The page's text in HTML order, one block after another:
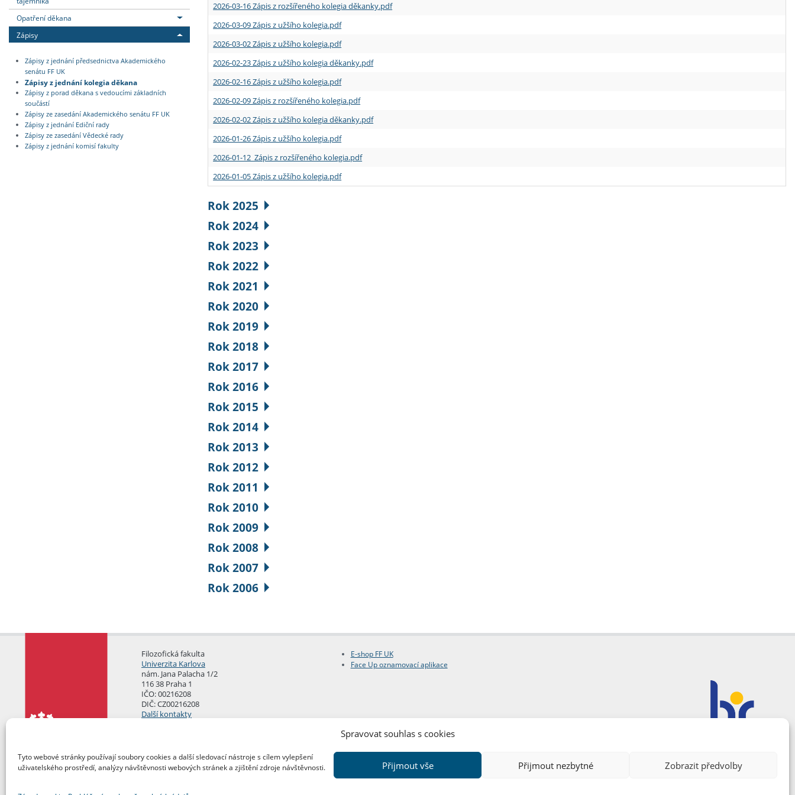
Spravovat souhlas s cookies
Tyto webové stránky používají soubory cookies a další sledovací nástroje s cílem vylepšení
uživatelského prostředí, analýzy návštěvnosti webových stránek a zjištění zdroje návštěvnosti.
Přijmout vše Přijmout nezbytné Zobrazit předvolby
Opatření děkana
Zápisy
Zápisy z jednání předsednictva Akademického
senátu FF UK
Zápisy z jednání kolegia děkana
Zápisy z porad děkana s vedoucími základních
součástí
Zápisy ze zasedání Akademického senátu FF UK
Zápisy z jednání Ediční rady
Zápisy ze zasedání Vědecké rady
Zápisy z jednání komisí fakulty
2026-03-16 Zápis z rozšířeného kolegia děkanky.pdf
2026-03-09 Zápis z užšího kolegia.pdf
2026-03-02 Zápis z užšího kolegia.pdf
2026-02-23 Zápis z užšího kolegia děkanky.pdf
2026-02-16 Zápis z užšího kolegia.pdf
2026-02-09 Zápis z rozšířeného kolegia.pdf
2026-02-02 Zápis z užšího kolegia děkanky.pdf
2026-01-26 Zápis z užšího kolegia.pdf
2026-01-12 Zápis z rozšířeného kolegia.pdf
2026-01-05 Zápis z užšího kolegia.pdf
Rok 2025
Rok 2024
Rok 2023
Rok 2022
Rok 2021
Rok 2020
Rok 2019
Rok 2018
Rok 2017
Rok 2016
Rok 2015
Rok 2014
Rok 2013
Rok 2012
Rok 2011
Rok 2010
Rok 2009
Rok 2008
Rok 2007
Rok 2006
Filozofická fakulta
Univerzita Karlova
nám. Jana Palacha 1/2
116 38 Praha 1
IČO: 00216208
DIČ: CZ00216208
Další kontakty
E-shop FF UK
Face Up oznamovací aplikace